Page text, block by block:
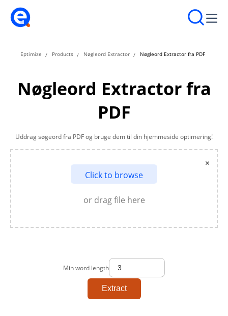
Eptimize Products Nøgleord Extractor Nøgleord Extractor fra PDF
Nøgleord Extractor fra
PDF
Uddrag søgeord fra PDF og bruge dem til din hjemmeside optimering!
Click to browse
or drag file here
×
Min word length
Extract